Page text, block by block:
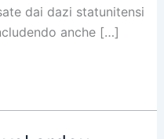
dai dazi statunitensi
anche […]